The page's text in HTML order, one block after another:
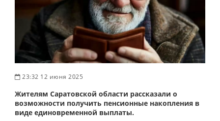
23:32 12 июня 2025
Жителям Саратовской области рассказали о
возможности получить пенсионные накопления в
виде единовременной выплаты.